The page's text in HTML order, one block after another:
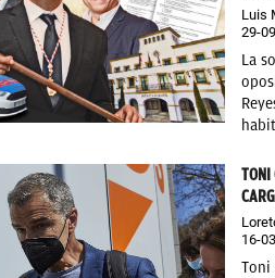
Luis
29-
La
TONI
16-
Toni